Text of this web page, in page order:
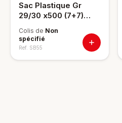
Sac Plastique Gr
29/30 x500 (7+7)
Colis de Non
spécifié
Ref. SB55